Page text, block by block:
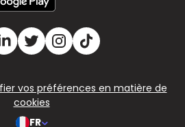
vos préférences en matière de
cookies
FR